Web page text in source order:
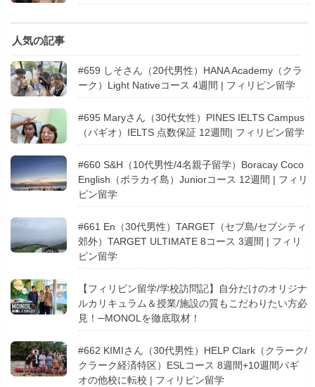
人気の記事
#659 しそさん（20代男性）HANA Academy（クラ
ーク）Light Nativeコース 4週間 | フィリピン留学
#695 Maryさん（30代女性）PINES IELTS Campus
（バギオ）IELTS 点数保証 12週間| フィリピン留学
#660 S&H（10代男性/4名親子留学）Boracay Coco
English（ボラカイ島）Juniorコース 12週間 | フィリ
ピン留学
#661 En（30代男性）TARGET（セブ島/セブシティ
郊外）TARGET ULTIMATE 8コース 3週間 | フィリ
ピン留学
【フィリピン留学/学校訪問記】自分だけのオリジナ
ルカリキュラム＆授業/施設の質もこだわりたい方必
見！─MONOLを徹底取材！
#662 KIMIさん（30代男性）HELP Clark（クラーク/
クラーク経済特区）ESLコース 8週間+10週間バギ
オの他校に転校 | フィリピン留学